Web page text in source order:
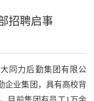
招聘启事
同力后勤集团有限公
企业集团，具有高校背